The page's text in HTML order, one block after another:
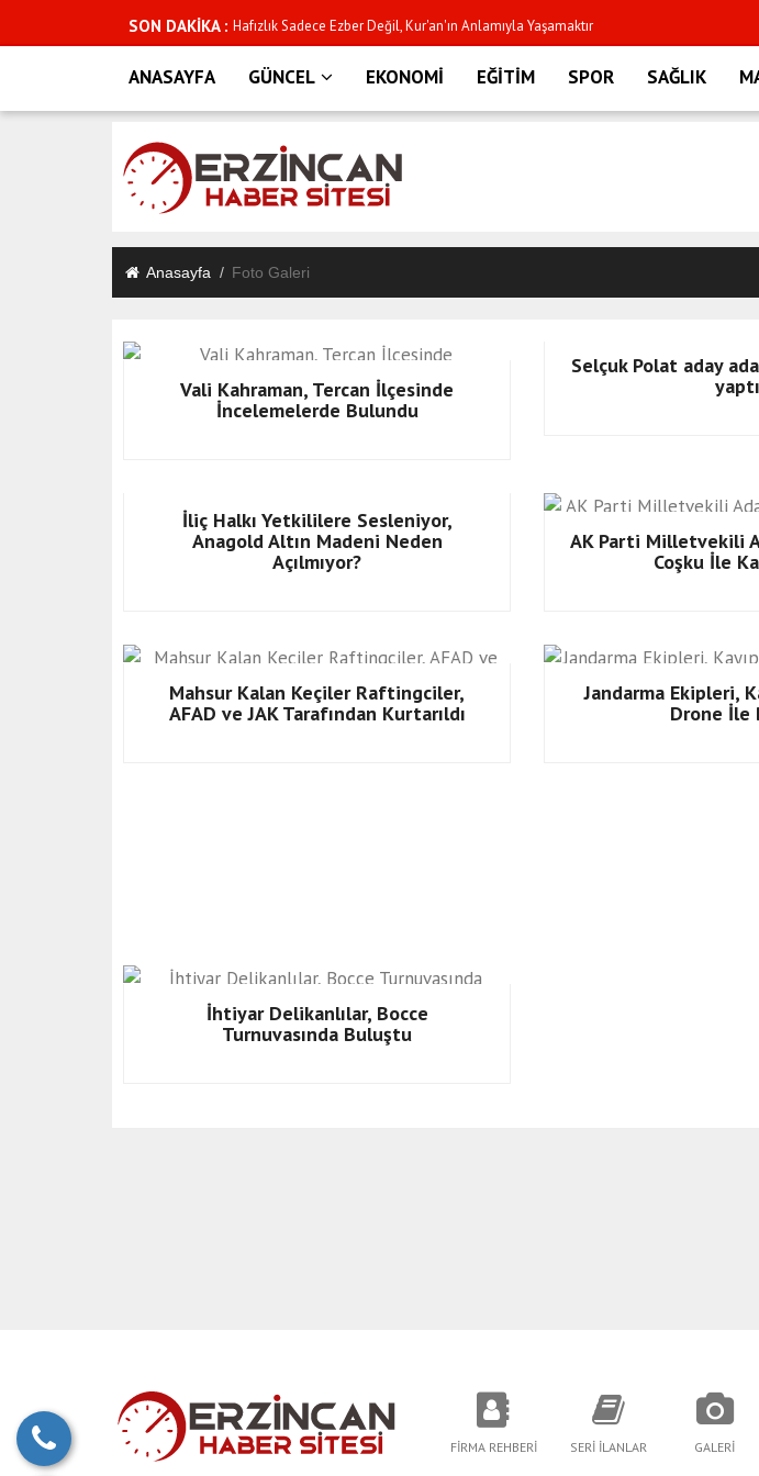
SON DAKİKA : Hafızlık Sadece Ezber Değil, Kur'an'ın Anlamıyla Yaşamaktır
Erzincan Ticaret ve Sanayi Odası Başkan Adayı Süleyman Tan'dan Üye
Geleceğin Hafızlarıyla Bir Araya Geldiler
Süleyman Tan’dan ETSO Üyelerine Ziyaret: "Gönül Köprüleri Kurmaya
30 Yıllık Silah Arkadaşlığından Vefa Örneği: Şehit Ailesi ve Asker
Arkadaşları Düğünde Buluştu
ERZİNCAN’DA KAVŞAKTA KAZA: 2'Sİ AĞIR 3 YARALI!
Tan'dan, Üye Ziyaretleri: "Ortak Akıl ve Güçlü Birliktelik" Vurgusu
ANALİG TENİSTE ERZİNCAN RÜZGÂRI
Erzincanlı Millî Atıcı Galip Berat Afal’dan Avrupa’da Kürsü Başarısı
ANASAYFA GÜNCEL EKONOMİ EĞİTİM SPOR SAĞLIK
Anasayfa Foto Galeri
Vali Kahraman, Tercan İlçesinde
İncelemelerde Bulundu
Selçuk Polat aday
yaptı
İliç Halkı Yetkililere Sesleniyor,
Anagold Altın Madeni Neden
Açılmıyor?
AK Parti Milletvekili
Coşku İle
Mahsur Kalan Keçiler Raftingciler,
AFAD ve JAK Tarafından Kurtarıldı
Jandarma Ekipleri,
Drone İle
İhtiyar Delikanlılar, Bocce
Turnuvasında Buluştu
FİRMA REHBERİ SERİ İLANLAR GALERİ